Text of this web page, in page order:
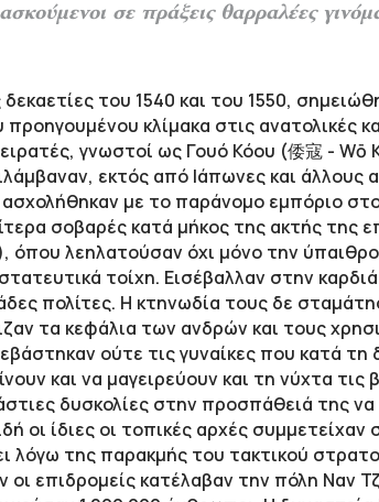
σε πράξεις θαρραλέες
δεκαετίες του 1540 και του 1550,
προηγουμένου κλίμακα στις ανατολικές
γνωστοί ως Γουό Κόου (倭寇 - Wō
εκτός από Ιάπωνες και άλλους
με το παράνομο εμπόριο
σοβαρές κατά μήκος της ακτής της
όπου λεηλατούσαν όχι μόνο την ύπαιθρο
τοίχη. Εισέβαλλαν στην
πολίτες. Η κτηνωδία τους δε
τα κεφάλια των ανδρών και τους
ούτε τις γυναίκες που κατά τη
και να μαγειρεύουν και τη νύχτα
δυσκολίες στην προσπάθειά της να
οι ίδιες οι τοπικές αρχές
λόγω της παρακμής του τακτικού
οι επιδρομείς κατέλαβαν την πόλη Ναν